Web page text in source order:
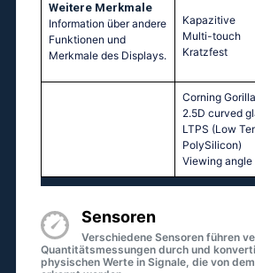
Weitere Merkmale
Information über andere
Funktionen und
Merkmale des Displays.
Kapazitive
Multi-touch
Kratzfest
Corning
2.5D curved
LTPS (Low
PolySilicon)
Viewing angle
Sensoren
Verschiedene Sensoren führen
Quantitätsmessungen durch und
physischen Werte in Signale, die von